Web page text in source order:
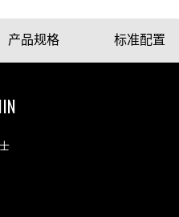
产品规格 标准配置